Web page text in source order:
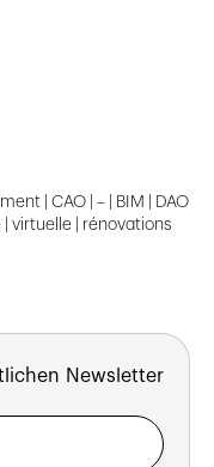
| CAO | – | BIM | DAO
| virtuelle | rénovations
Newsletter